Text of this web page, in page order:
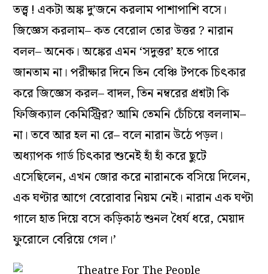
তত্ত্ব ! একটা অঙ্ক দু’জনে করলাম পাশাপাশি বসে।
জিজ্ঞেস করলাম– কত বেরোল তোর উত্তর ? নারান
বলল– অনেক। অঙ্কের এমন ‘সদুত্তর’ হতে পারে
জানতাম না। পরীক্ষার দিনে তিন বেঞ্চি টপকে চিৎকার
করে জিজ্ঞেস করল– বাদল, তিন নম্বরের প্রশ্নটা কি
ফিজিক্যাল কেমিস্ট্রির? আমি তেমনি চেঁচিয়ে বললাম–
না। তবে আর হল না রে– বলে নারান উঠে পড়ল।
অধ্যাপক গার্ড চিৎকার শুনেই হাঁ হাঁ করে ছুটে
এসেছিলেন, এখন জোর করে নারানকে বসিয়ে দিলেন,
এক ঘণ্টার আগে বেরোবার নিয়ম নেই। নারান এক ঘণ্টা
গালে হাত দিয়ে বসে কড়িকাঠ শুনল ধৈর্য ধরে, মেয়াদ
ফুরোলে বেরিয়ে গেল।’